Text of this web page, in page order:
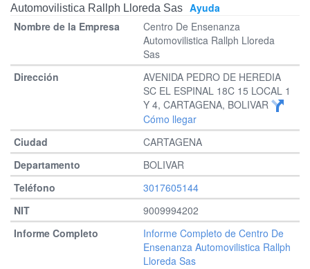
Automovilistica Rallph Lloreda Sas Ayuda
Centro De Ensenanza
Automovilistica Rallph Lloreda
Sas
AVENIDA PEDRO DE HEREDIA
SC EL ESPINAL 18C 15 LOCAL 1
Y 4, CARTAGENA, BOLIVAR
Cómo llegar
CARTAGENA
BOLIVAR
3017605144
9009994202
Informe Completo de Centro De
Ensenanza Automovilistica Rallph
Lloreda Sas